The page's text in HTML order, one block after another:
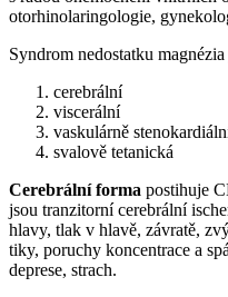
otorhinolaringologie,
Syndrom nedostatku
cerebrální
viscerální
vaskulárně
svalově tetanická
Cerebrální forma postihuje
jsou tranzitorní cerebrální
hlavy, tlak v hlavě, závratě,
tiky, poruchy koncentrace a
deprese, strach.